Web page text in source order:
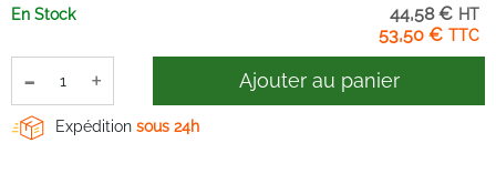
53,50 €
44,58 €
En Stock
- + Ajouter au panier
Expédition sous 24h